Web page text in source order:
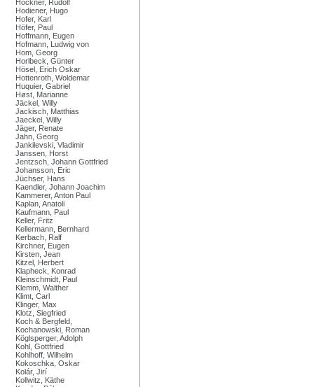
Höckner, Rudolf
Hodiener, Hugo
Hofer, Karl
Höfer, Paul
Hoffmann, Eugen
Hofmann, Ludwig von
Hom, Georg
Horlbeck, Günter
Hösel, Erich Oskar
Hottenroth, Woldemar
Huquier, Gabriel
Høst, Marianne
Jäckel, Willy
Jackisch, Matthias
Jaeckel, Willy
Jäger, Renate
Jahn, Georg
Jankilevski, Vladimir
Janssen, Horst
Jentzsch, Johann Gottfried
Johansson, Eric
Jüchser, Hans
Kaendler, Johann Joachim
Kammerer, Anton Paul
Kaplan, Anatoli
Kaufmann, Paul
Keller, Fritz
Kellermann, Bernhard
Kerbach, Ralf
Kirchner, Eugen
Kirsten, Jean
Kitzel, Herbert
Klapheck, Konrad
Kleinschmidt, Paul
Klemm, Walther
Klimt, Carl
Klinger, Max
Klotz, Siegfried
Koch & Bergfeld,
Kochanowski, Roman
Köglsperger, Adolph
Kohl, Gottfried
Kohlhoff, Wilhelm
Kokoschka, Oskar
Kolár, Jirí
Kollwitz, Käthe